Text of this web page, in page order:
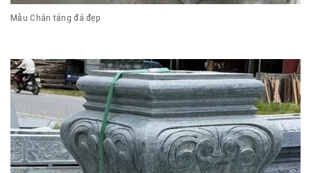
Mẫu Chân tảng đá đẹp